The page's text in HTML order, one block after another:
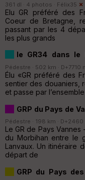
361 dl · 4 photos · Félix35
Elu GR préféré des
Coeur de Bretagne,
passant par les 4
les plus grands
le GR34 dans le
Pédestre · 502 km · D+7710
Élu «GR préféré des
sentier des douaniers,
et passe par
GRP du Pays de
Pédestre · 198 km · D+2460
Le GR de Pays
du Morbihan entre le
Lanvaux. Un itinéraire
départ de
GRP du Pays